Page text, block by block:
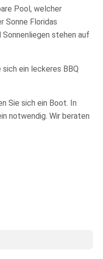
Pool, welcher
Sonne Floridas
stehen auf
ein leckeres BBQ
Sie sich ein Boot. In
notwendig. Wir beraten